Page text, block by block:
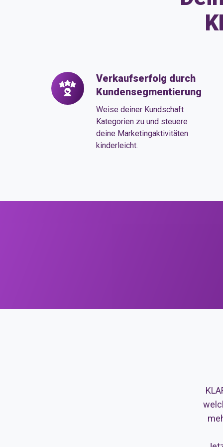
Verkaufserfolg durch
Kundensegmentierung
Weise deiner Kundschaft
Kategorien zu und steuere
deine Marketingaktivitäten
kinderleicht.
Verkaufserfolg
durch
Kundensegmentierung